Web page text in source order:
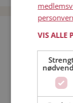
Jeg er en:
Min alder:
VIS ALLE